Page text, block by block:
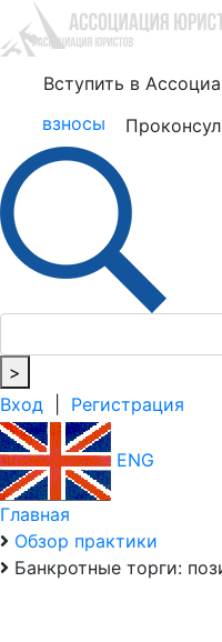
Вступить в
взносы
>
Вход
Регистрация
ENG
Главная
Обзор практики
Банкротные торги: